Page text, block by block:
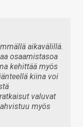
aikavälillä.
osaamistasoa
kehittää myös
kiina voi
valuvat
myös